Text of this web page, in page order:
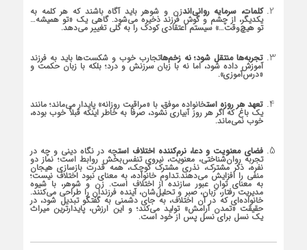
کلمات، سرمایه روانی‌اندزن و شوهر باید آگاه باشند که هر کلمه به
یکدیگر، از چشم و گوش فرزند ذخیره می‌شود. گاهی یک «تو همیشه…
تو هیچ‌وقت…» سیستم اعتقادی کودک را به کلی تغییر می‌دهد.
تجربه‌ها منتقل شود؛ نه زخم‌هاتجارب خوب و شکست‌ها باید به فرزند
آموزش داده شود، اما نه با زبان سرزنش و درد؛ بلکه با زبان حکمت و
«درس‌آموزی».
تعهد هر روزه استخانواده موفق، با «مراقبت روزانه» پایدار می‌ماند؛ مانند
یک باغ که اگر هر روز آبیاری نشود، صرفاً به خاطر اینکه قبلاً خوب بوده،
خوب نمی‌ماند.
فضای معنویت و دعا، نرم‌کننده اختلاف استچه در نگاه دینی و چه در
تجربه روان‌شناختی، معنویت، نیروی تنفس‌بخش روابط است؛ نماز دو
نفره، ذکر مشترک، نذری مشترک کوچک، همه قدرت بازسازی هیجان
منفی را افزایش می‌دهند.تداوم خانواده، به معنای نبود اختلاف نیست؛
به معنای توانِ عبور سازنده از اختلاف است. زن و شوهر، با شیوه
مدیریت رفتار، زبان، صبر و تحلیل‌شان، آینده فرزندان را طراحی می‌کنند.
خانواده‌ای که در آن اختلاف، به جای دشمنی به گفتگو تبدیل شود، در
حقیقت «تمدن آرامش» تولید می‌کند؛ و این ارزش، پایدارترین میراث
یک نسل برای نسل پس از خود است.